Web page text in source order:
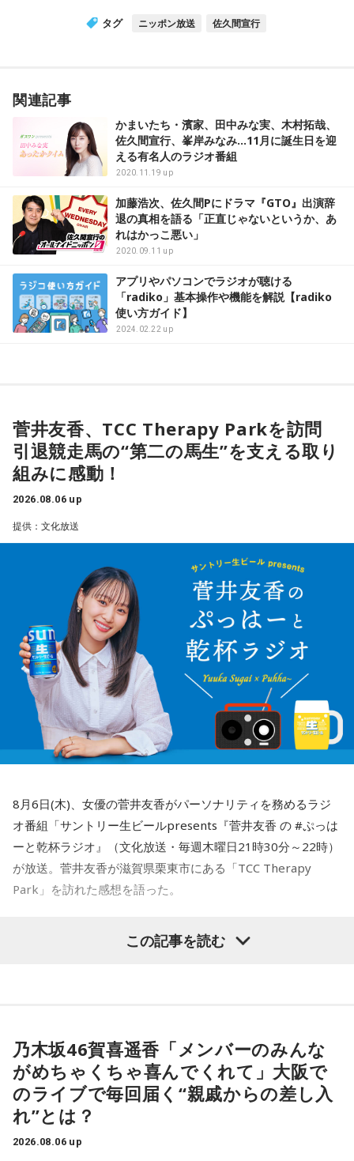
タグ ニッポン放送 佐久間宣行
関連記事
かまいたち・濱家、田中みな実、木村拓哉、
佐久間宣行、峯岸みなみ…11月に誕生日を迎
える有名人のラジオ番組
2020.11.19 up
加藤浩次、佐久間Pにドラマ『GTO』出演辞
退の真相を語る「正直じゃないというか、あ
れはかっこ悪い」
2020.09.11 up
アプリやパソコンでラジオが聴ける
「radiko」基本操作や機能を解説【radiko
使い方ガイド】
2024.02.22 up
菅井友香、TCC Therapy Parkを訪問
引退競走馬の“第二の馬生”を支える取り
組みに感動！
2026.08.06 up
提供：文化放送
8月6日(木)、女優の菅井友香がパーソナリティを務めるラジ
オ番組「サントリー生ビールpresents『菅井友香 の #ぷっは
ーと乾杯ラジオ』（文化放送・毎週木曜日21時30分～22時）
が放送。菅井友香が滋賀県栗東市にある「TCC Therapy
Park」を訪れた感想を語った。
-「素晴らしい素敵な取り組み」-
TCC Therapy Parkは「馬を救い、人を助ける」をコンセプト
に、競走馬として活躍した後、ケガやさまざまな事情によっ
て引退を余儀なくされた馬たちの新たな居場所を提供する施
設。引退後すぐに次の活躍先が決まらない馬たちの受け皿と
この記事を読む
乃木坂46賀喜遥香「メンバーのみんな
がめちゃくちゃ喜んでくれて」大阪で
のライブで毎回届く“親戚からの差し入
れ”とは？
2026.08.06 up